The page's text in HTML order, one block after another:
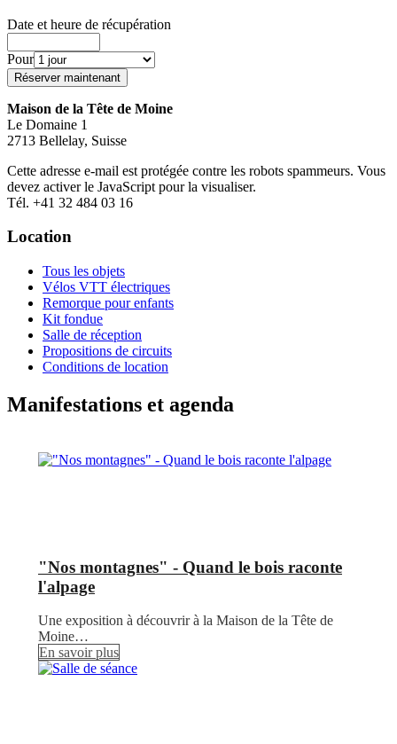
Date et heure de récupération
Pour
Maison de la Tête de Moine
Le Domaine 1
2713 Bellelay, Suisse
Cette adresse e-mail est protégée contre les robots spammeurs. Vous
devez activer le JavaScript pour la visualiser.
Tél. +41 32 484 03 16
Location
Tous les objets
Vélos VTT électriques
Remorque pour enfants
Kit fondue
Salle de réception
Propositions de circuits
Conditions de location
Manifestations et agenda
"Nos montagnes" - Quand le bois raconte
l'alpage
Une exposition à découvrir à la Maison de la Tête de
Moine…
En savoir plus